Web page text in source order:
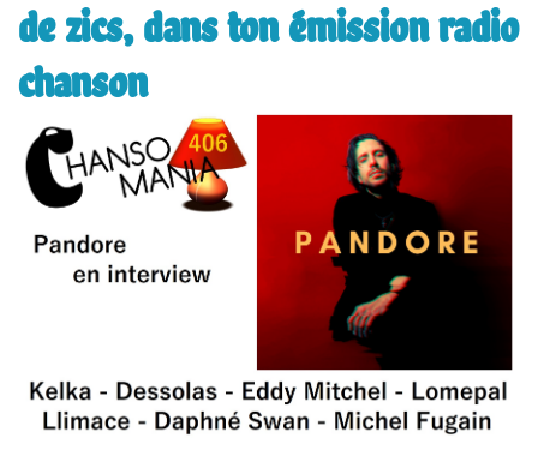
N
de zics, dans ton émission radio
chanson